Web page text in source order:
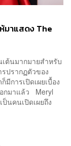
มาแสดง The
เต้นมากมายสำหรับ
ปรากฏตัวของ
การเปิดเผยเบื้อง
กมาแล้ว Meryl
นคนเปิดเผยถึง